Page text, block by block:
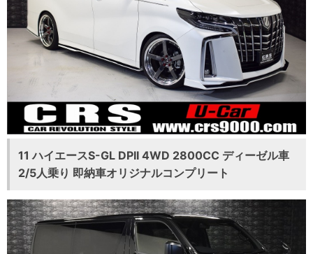
11 ハイエースS-GL DPII 4WD 2800CC ディーゼル車
2/5人乗り 即納車オリジナルコンプリート